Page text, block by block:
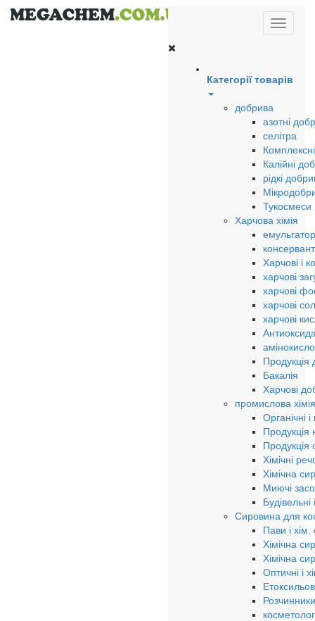
Категорії товарів
добрива
азотні
селітра
Калійні
рідкі
Тукосмеси
Харчова хімія
Харчові і
харчові
харчові
харчові
харчові
Продукція
Бакалія
Харчові
промислова хімія
Органічні
Продукція
Продукція
Хімічні
Хімічна
Миючі
Сировина для
Пави і
Хімічна
Хімічна
Оптичні і